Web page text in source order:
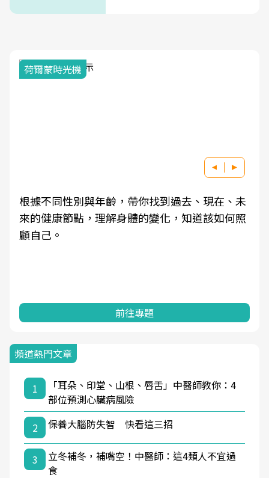
荷爾蒙時光機
根據不同性別與年齡，帶你找到過去、現在、未
來的健康節點，理解身體的變化，知道該如何照
顧自己。
前往專題
頻道熱門文章
1
「耳朵、印堂、山根、唇舌」中醫師教你：4
部位預測心臟病風險
2
保養大腦防失智 快看這三招
3
立冬補冬，補嘴空！中醫師：這4類人不宜過
食